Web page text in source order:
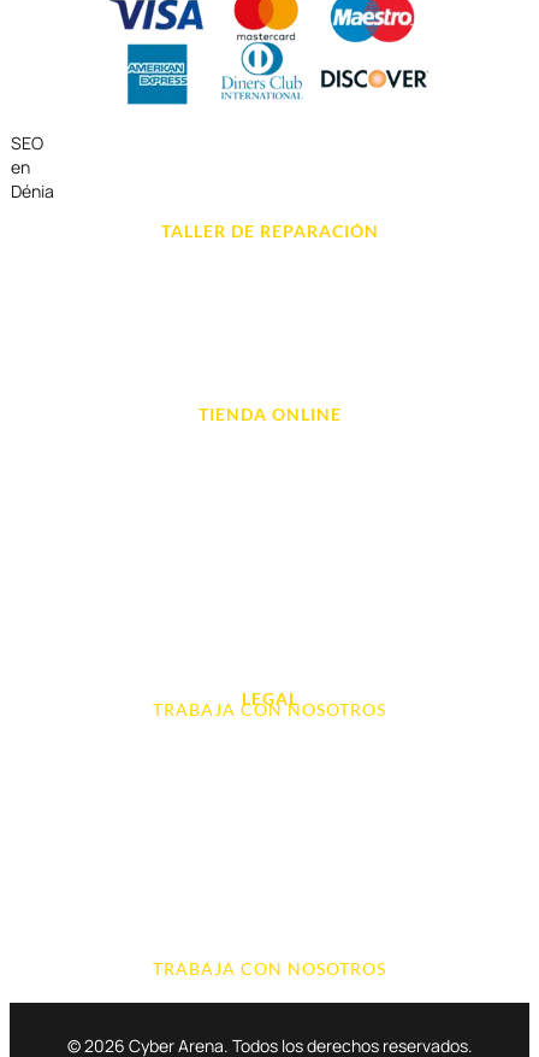
SEO
en
Dénia
TALLER DE REPARACIÓN
TIENDA ONLINE
LEGAL
TRABAJA CON NOSOTROS
TRABAJA CON NOSOTROS
© 2026 Cyber Arena. Todos los derechos reservados.